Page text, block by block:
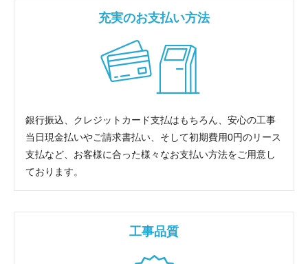
充実のお支払い方法
銀行振込、クレジットカード支払はもちろん、安心の工事
当日現金払いやご請求書払い、そして初期費用0円のリース
支払など、お客様に合った様々なお支払い方法をご用意し
ております。
工事品質